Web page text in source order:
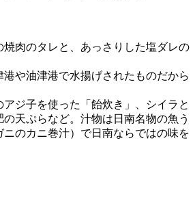
肉のタレと、あっさりした塩ダレの
港や油津港で水揚げされたものだから
ジ子を使った「飴炊き」、シイラと
天ぷらなど。汁物は日南名物の魚う
ニのカニ巻汁）で日南ならではの味を